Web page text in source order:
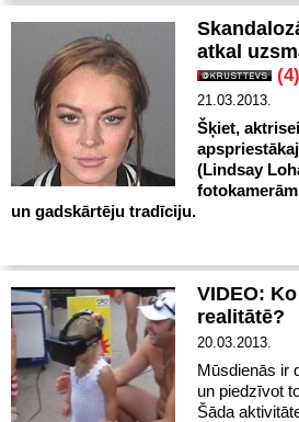
atkal
(4)
21.03.2013.
Šķiet,
(Lindsay
un gadskārtēju tradīciju.
VIDEO:
realitātē?
20.03.2013.
Mūsdienās ir
un piedzīvot
Šāda